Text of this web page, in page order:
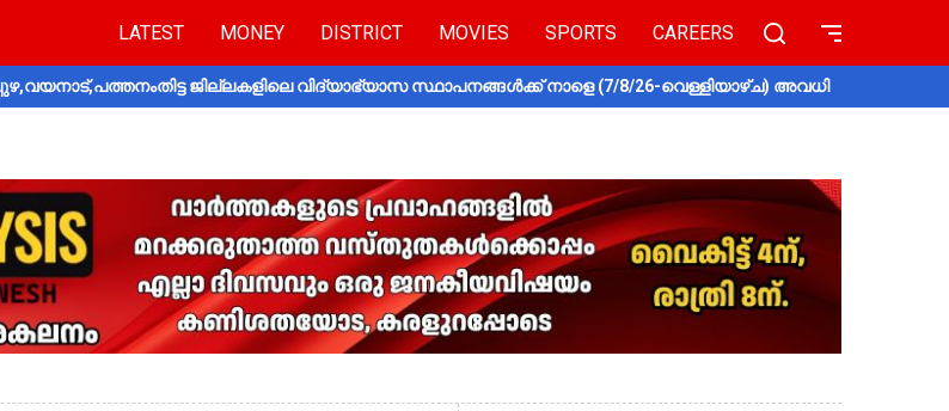
LATEST MONEY DISTRICT MOVIES SPORTS CAREERS
ജില്ലകളിലെ വിദ്യാഭ്യാസ സ്ഥാപനങ്ങൾക്ക് നാളെ (7/8/26-വെള്ളിയാഴ്ച) അവധി